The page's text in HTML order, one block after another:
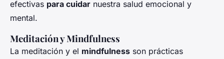
efectivas para cuidar nuestra salud emocional y
mental.
Meditación y Mindfulness
La meditación y el mindfulness son prácticas